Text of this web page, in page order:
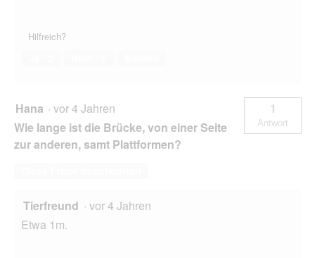
Hilfreich?
Hana · vor 4 Jahren
Wie lange ist die Brücke, von einer Seite
zur anderen, samt Plattformen?
1
Antwort
Tierfreund · vor 4 Jahren
Etwa 1m.